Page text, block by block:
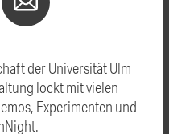
der Universität Ulm
lockt mit vielen
Experimenten und